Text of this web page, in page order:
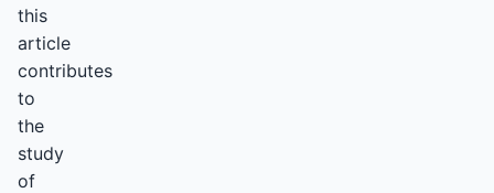
this
article
contributes
to
the
study
of